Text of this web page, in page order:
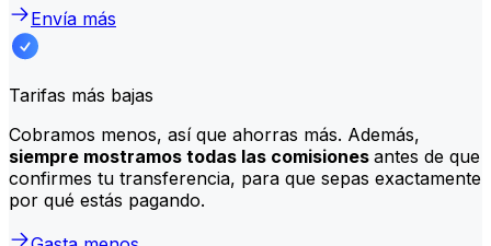
Envía más
Tarifas más bajas
Cobramos menos, así que ahorras más. Además,
siempre mostramos todas las comisiones antes de que
confirmes tu transferencia, para que sepas exactamente
por qué estás pagando.